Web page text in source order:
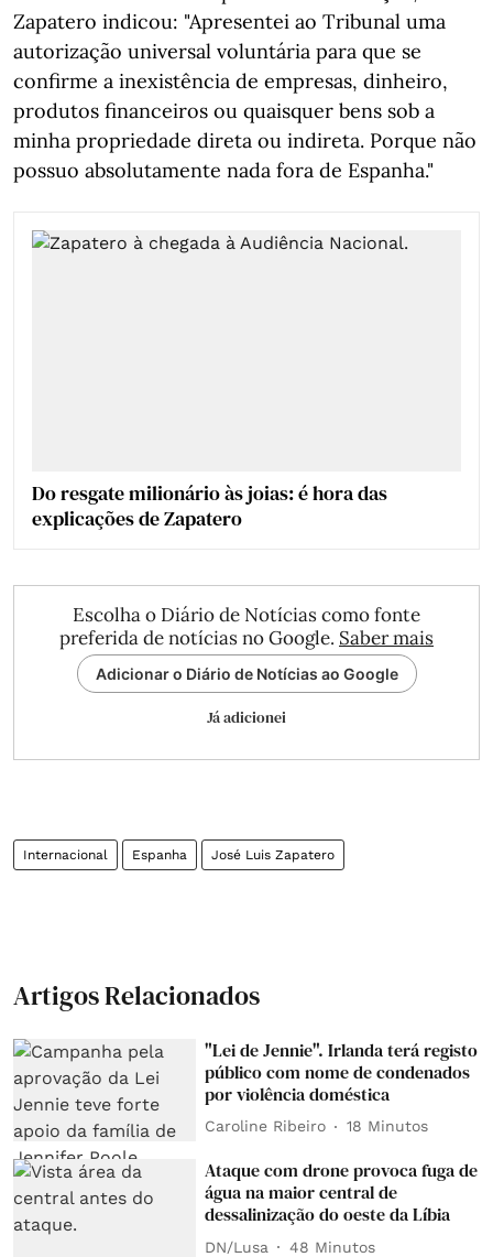
Zapatero indicou: "Apresentei ao Tribunal uma
autorização universal voluntária para que se
confirme a inexistência de empresas, dinheiro,
produtos financeiros ou quaisquer bens sob a
minha propriedade direta ou indireta. Porque não
possuo absolutamente nada fora de Espanha."
Do resgate milionário às joias: é hora das
explicações de Zapatero
Escolha o Diário de Notícias como fonte
preferida de notícias no Google. Saber mais
Adicionar o Diário de Notícias ao Google
Já adicionei
Internacional Espanha José Luis Zapatero
Artigos Relacionados
"Lei de Jennie". Irlanda terá registo
público com nome de condenados
por violência doméstica
Caroline Ribeiro 18 Minutos
Ataque com drone provoca fuga de
água na maior central de
dessalinização do oeste da Líbia
DN/Lusa 48 Minutos